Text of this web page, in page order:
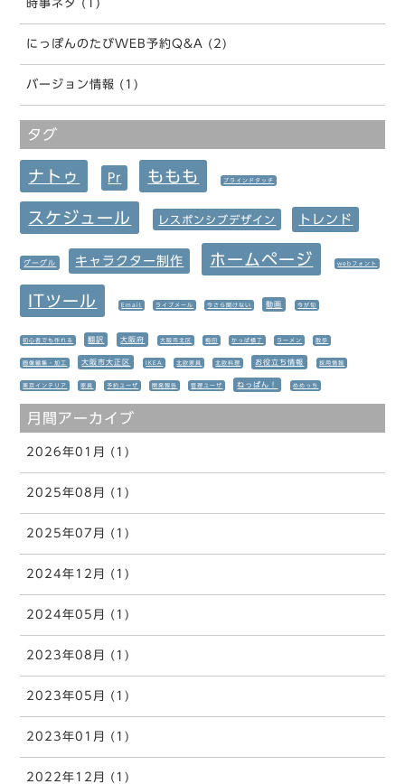
時事ネタ (1)
にっぽんのたびWEB予約Q&A (2)
バージョン情報 (1)
タグ
ナトゥ Pr ももも ブラインドタッチ
スケジュール レスポンシブデザイン トレンド
グーグル キャラクター制作 ホームページ webフォント
ITツール Email ライブメール 今さら聞けない 動画 今が旬
初心者でも作れる 翻訳 大阪府 大阪市北区 梅田 かっぱ横丁 ラーメン 散歩
画像編集・加工 大阪市大正区 IKEA 北欧家具 北欧料理 お役立ち情報 採用情報
東京インテリア 家具 予約ユーザ 開発報告 管理ユーザ ねっぱん！ めめっち
月間アーカイブ
2026年01月 (1)
2025年08月 (1)
2025年07月 (1)
2024年12月 (1)
2024年05月 (1)
2023年08月 (1)
2023年05月 (1)
2023年01月 (1)
2022年12月 (1)